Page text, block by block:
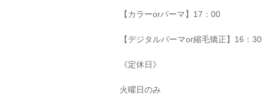
【カラーorパーマ】 17 ： 00
【デジタルパーマor縮毛矯正】 16 ： 30
《定休日》
火曜日のみ